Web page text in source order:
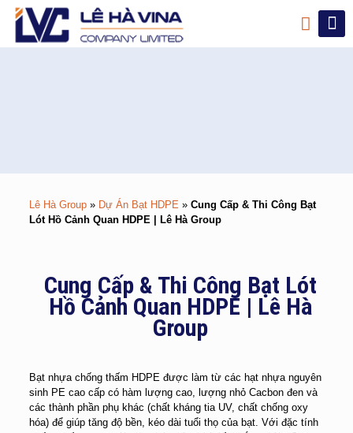
Lê Hà Group» Dự Án Bạt HDPE » Cung Cấp & Thi Công Bạt
Lót Hồ Cảnh Quan HDPE | Lê Hà Group
Cung Cấp & Thi Công Bạt Lót
Hồ Cảnh Quan HDPE | Lê Hà
Group
Bạt nhựa chống thấm HDPE được làm từ các hạt nhựa nguyên
sinh PE cao cấp có hàm lượng cao, lượng nhỏ Cacbon đen và
các thành phần phụ khác (chất kháng tia UV, chất chống oxy
hóa) để giúp tăng độ bền, kéo dài tuổi thọ của bạt. Với đặc tính